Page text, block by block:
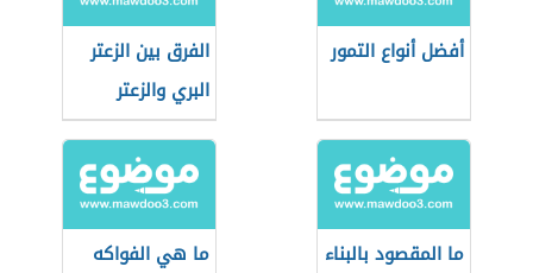
أفضل أنواع التمور
الفرق بين الزعتر
البري والزعتر
العادي
ما المقصود بالبناء
ما هي الفواكه